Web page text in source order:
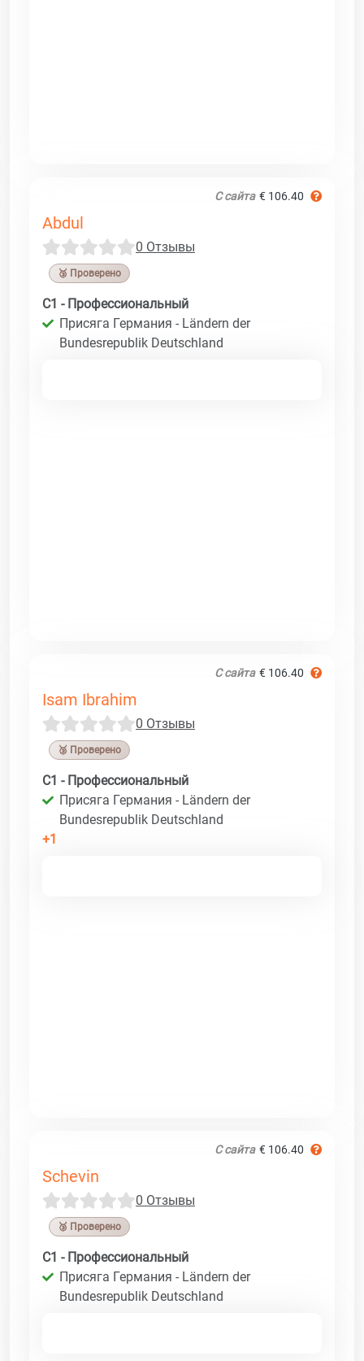
С сайта € 106.40
Abdul
0 Отзывы
🥉 Проверено
C1 - Профессиональный
Присяга Германия - Ländern der
Bundesrepublik Deutschland
С сайта € 106.40
Isam Ibrahim
0 Отзывы
🥉 Проверено
C1 - Профессиональный
Присяга Германия - Ländern der
Bundesrepublik Deutschland
+1
С сайта € 106.40
Schevin
0 Отзывы
🥉 Проверено
C1 - Профессиональный
Присяга Германия - Ländern der
Bundesrepublik Deutschland